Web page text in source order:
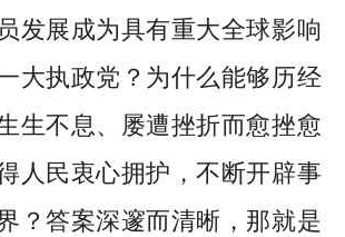
发展成为具有重大全球影响
大执政党？为什么能够历经
生不息、屡遭挫折而愈挫愈
人民衷心拥护，不断开辟事
？答案深邃而清晰，那就是